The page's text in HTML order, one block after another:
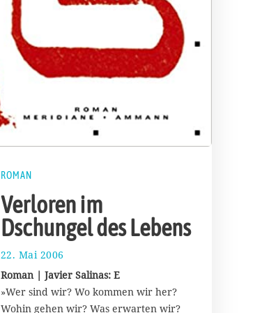
ROMAN
Verloren im
Dschungel des Lebens
22. Mai 2006
J
u
Roman | Javier Salinas: E
»Wer sind wir? Wo kommen wir her?
Wohin gehen wir? Was erwarten wir?